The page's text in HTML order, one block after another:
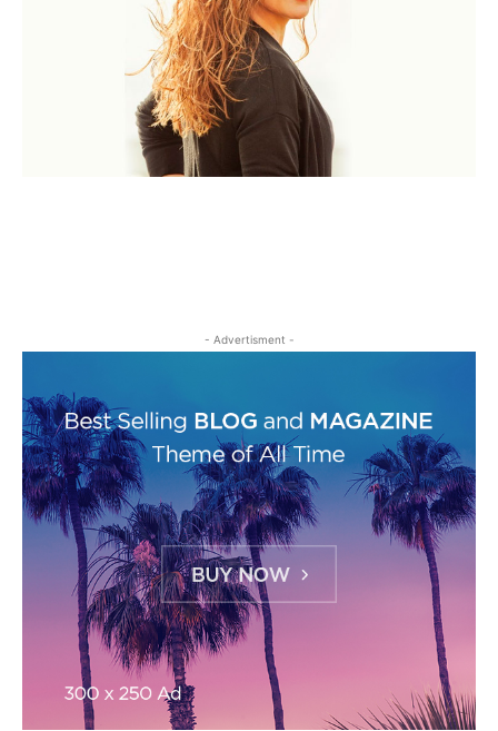
- Advertisment -